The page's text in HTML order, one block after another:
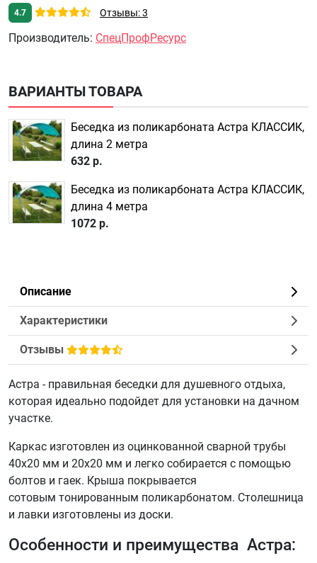
4.7 Отзывы: 3
Производитель: СпецПрофРесурс
ВАРИАНТЫ ТОВАРА
Беседка из поликарбоната Астра КЛАССИК,
длина 2 метра
632 р.
Беседка из поликарбоната Астра КЛАССИК,
длина 4 метра
1072 р.
Описание
Характеристики
Отзывы
Астра - правильная беседки для душевного отдыха,
которая идеально подойдет для установки на дачном
участке.
Каркас изготовлен из оцинкованной сварной трубы
40х20 мм и 20х20 мм и легко собирается с помощью
болтов и гаек. Крыша покрывается
сотовым тонированным поликарбонатом. Столешница
и лавки изготовлены из доски.
Особенности и преимущества Астра: